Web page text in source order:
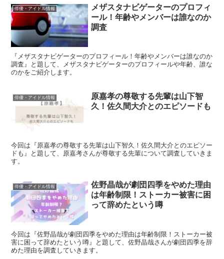
俳優・アイドル情報
メザスタナビゲーターのプロフィ
ール！年齢やメンバーは誰なのか
調査
『メザスタナビゲーターのプロフィール！年齢やメンバーは誰なのか
調査』と題して、メザスタナビゲーターのプロフィールや年齢、誰な
のかをご紹介します。
俳優・アイドル情報
原嘉孝の尊敬する先輩は山下智
久！佐久間大介とのエピソードも
今回は『原嘉孝の尊敬する先輩は山下智久！佐久間大介とのエピソー
ドも』と題して、原嘉考さんが尊敬する先輩について調査していきま
す。
俳優・アイドル情報
佐野晶哉が劇団四季をやめた理由
は年齢制限！ストーカー被害に困
って辞めたという噂
今回は『佐野晶哉が劇団四季をやめた理由は年齢制限！ストーカー被
害に困って辞めたという噂』と題して、佐野晶哉さんが劇団四季を辞
めた理由を調査していきます。